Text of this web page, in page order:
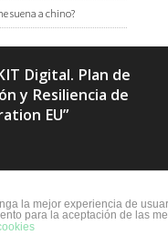
suena a chino?
Digital. Plan de
y Resiliencia de
EU”
la mejor experiencia de
para la aceptación de las